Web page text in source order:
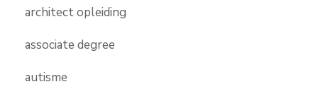
architect opleiding
associate degree
autisme